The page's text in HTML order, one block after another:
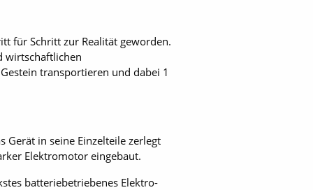
für Schritt zur Realität geworden.
wirtschaftlichen
transportieren und dabei 1
Gerät in seine Einzelteile zerlegt
Elektromotor eingebaut.
batteriebetriebenes Elektro-